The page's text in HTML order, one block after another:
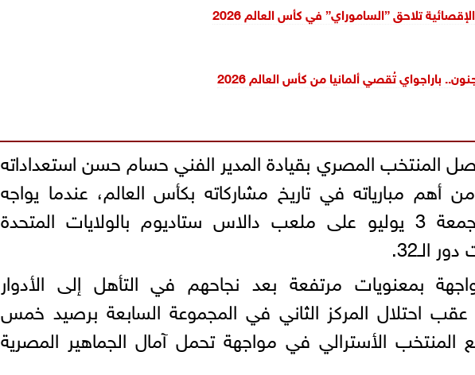
الإقصائية تلاحق ”الساموراي” فيكأس العالم 2026
باراجواي تُقصي ألمانيا من كأس العالم 2026
المصري بقيادة المدير الفني حسام حسن استعداداته
مبارياته في تاريخ مشاركاته بكأس العالم، عندما يواجه
منتخب أستراليا يوم الجمعة 3 يوليو على ملعب دالاس ستاديوم بالولايات المتحدة
الـ32.
بمعنويات مرتفعة بعد نجاحهم في التأهل إلى الأدوار
عقب احتلال المركز الثاني في المجموعة السابعة برصيد خمس
المنتخب الأسترالي في مواجهة تحمل آمال الجماهير المصرية